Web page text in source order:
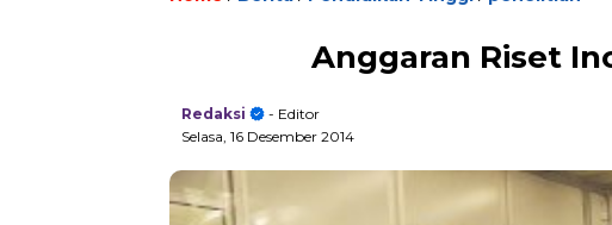
Anggaran Riset
Redaksi
- Editor
Selasa, 16 Desember 2014